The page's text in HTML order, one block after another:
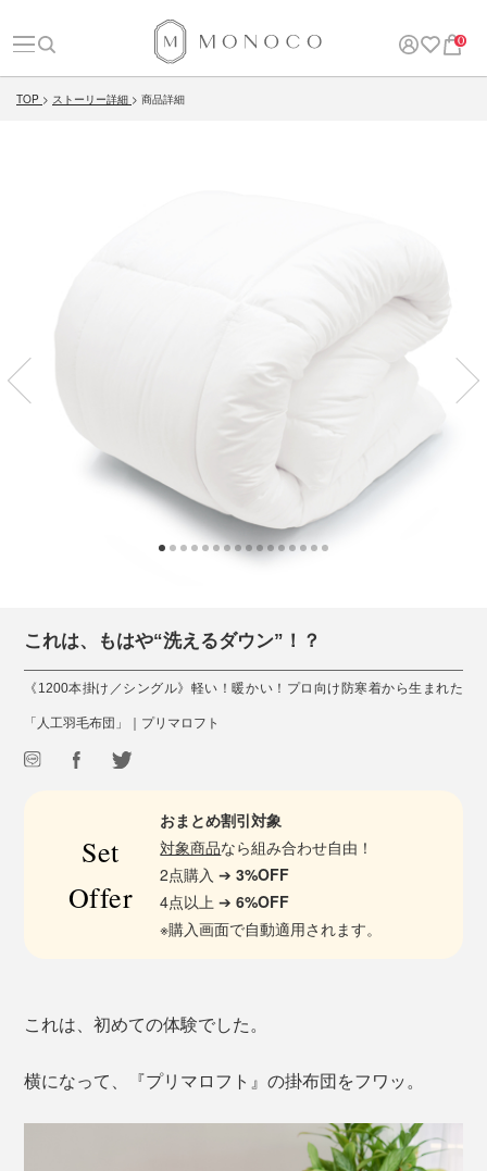
0
TOP ストーリー詳細 商品詳細
これは、もはや“洗えるダウン”！？
《1200本掛け／シングル》軽い！暖かい！プロ向け防寒着から生まれた
「人工羽毛布団」｜プリマロフト
Set
Offer
おまとめ割引対象
対象商品なら組み合わせ自由！
2点購入 ➔3%OFF
4点以上 ➔6%OFF
※購入画面で自動適用されます。
これは、初めての体験でした。
横になって、『プリマロフト』の掛布団をフワッ。